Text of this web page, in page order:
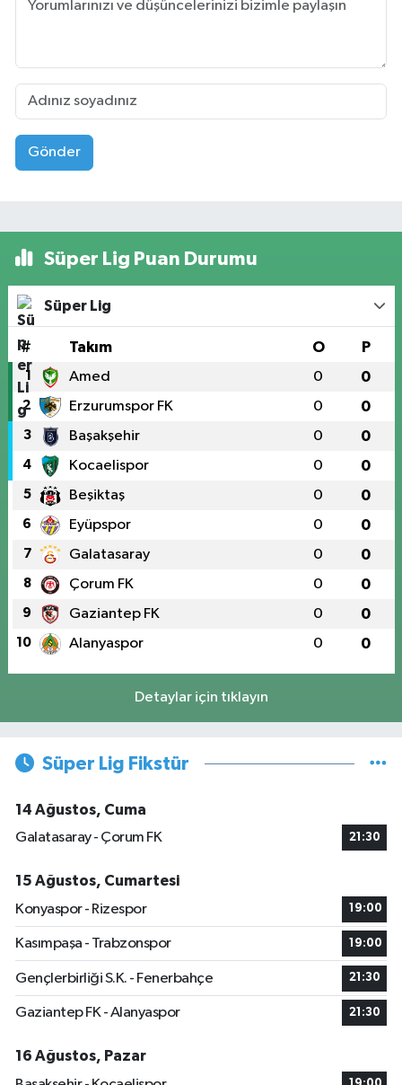
Gönder
Süper Lig Puan Durumu
Süper Lig
# Takım O P
1 Amed 0 0
2 Erzurumspor FK 0 0
3 Başakşehir 0 0
4 Kocaelispor 0 0
5 Beşiktaş 0 0
6 Eyüpspor 0 0
7 Galatasaray 0 0
8 Çorum FK 0 0
9 Gaziantep FK 0 0
10 Alanyaspor 0 0
Detaylar için tıklayın
Süper Lig Fikstür
14 Ağustos, Cuma
Galatasaray - Çorum FK
21:30
15 Ağustos, Cumartesi
Konyaspor - Rizespor
19:00
Kasımpaşa - Trabzonspor 19:00
Gençlerbirliği S.K. - Fenerbahçe 21:30
Gaziantep FK - Alanyaspor 21:30
16 Ağustos, Pazar